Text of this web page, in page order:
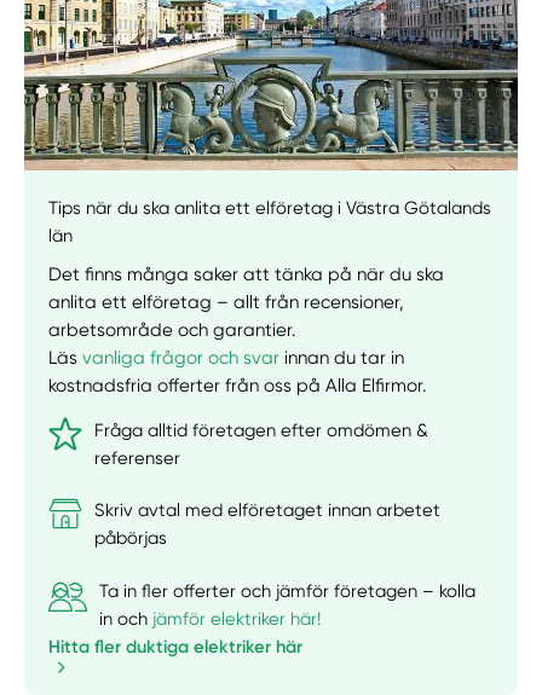
Tips när du ska anlita ett elföretag i Västra Götalands
län
Det finns många saker att tänka på när du ska
anlita ett elföretag – allt från recensioner,
arbetsområde och garantier.
Läsvanliga frågor och svar innan du tar in
kostnadsfria offerter från oss på Alla Elfirmor.
Fråga alltid företagen efter omdömen &
referenser
Skriv avtal med elföretaget innan arbetet
påbörjas
Ta in fler offerter och jämför företagen – kolla
in och jämför elektriker här!
Hitta fler duktiga elektriker här